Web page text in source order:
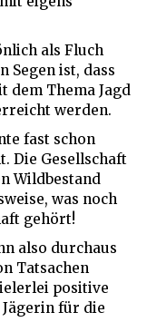
als Fluch
Segen ist, dass
dem Thema Jagd
werden.
fast schon
Die Gesellschaft
Wildbestand
was noch
gehört!
also durchaus
Tatsachen
positive
für die